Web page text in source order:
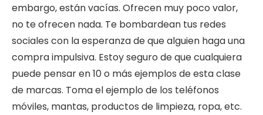
embargo, están vacías. Ofrecen muy poco valor,
no te ofrecen nada. Te bombardean tus redes
sociales con la esperanza de que alguien haga una
compra impulsiva. Estoy seguro de que cualquiera
puede pensar en 10 o más ejemplos de esta clase
de marcas. Toma el ejemplo de los teléfonos
móviles, mantas, productos de limpieza, ropa, etc.